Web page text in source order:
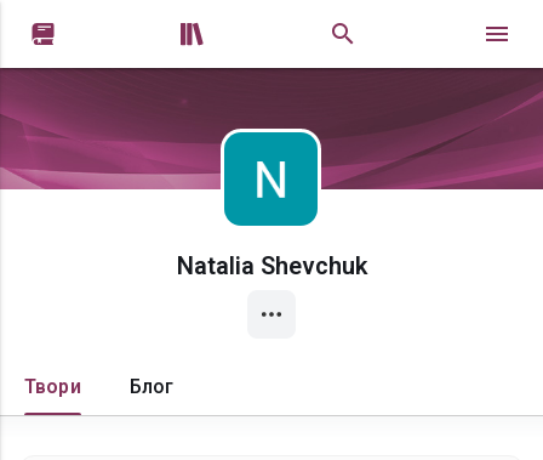
 
Natalia Shevchuk
Твори Блог